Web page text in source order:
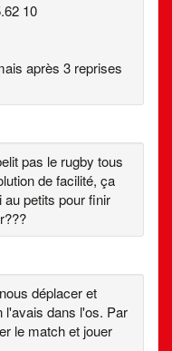
10
après 3 reprises
pas le rugby tous
de facilité, ça
au petits pour finir
déplacer et
l'avais dans l'os. Par
le match et jouer